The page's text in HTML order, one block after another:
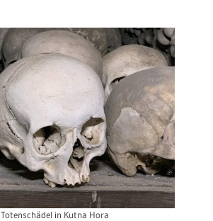
Totenschädel in Kutna Hora